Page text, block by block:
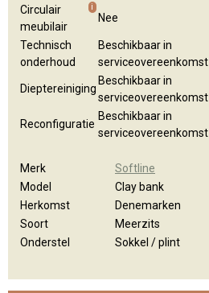
Circulair
meubilair
i
Nee
Technisch
onderhoud
Beschikbaar in
serviceovereenkomst
Dieptereiniging
Beschikbaar in
serviceovereenkomst
Reconfiguratie
Beschikbaar in
serviceovereenkomst
Merk
Softline
Model
Clay bank
Herkomst
Denemarken
Soort
Meerzits
Onderstel
Sokkel / plint